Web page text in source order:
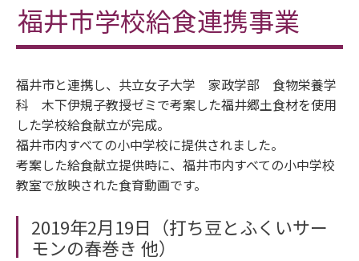
福井市学校給食連携事業
福井市と連携し、共立女子大学 家政学部 食物栄養学
科 木下伊規子教授ゼミで考案した福井郷土食材を使用
した学校給食献立が完成。
福井市内すべての小中学校に提供されました。
考案した給食献立提供時に、福井市内すべての小中学校
教室で放映された食育動画です。
2019年2月19日（打ち豆とふくいサー
モンの春巻き 他）